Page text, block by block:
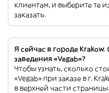
клиентам, и выберите те
заказать.
Я сейчас в городе
заведения «Vegab»?
Чтобы узнать, сколько
«Vegab» при заказе в г.
в верхней части